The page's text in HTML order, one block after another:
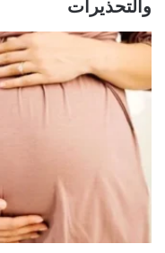
والتحذيرات